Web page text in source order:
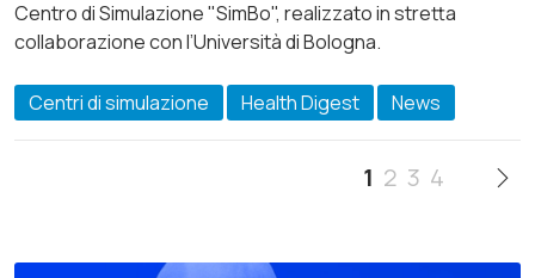
Centro di Simulazione "SimBo", realizzato in stretta
collaborazione con l’Università di Bologna.
Centri di simulazione Health Digest News
1 2 3 4